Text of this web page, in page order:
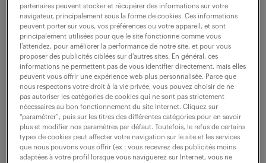
Chalon Sur Saone (71)
CDI
26 000 - 30 000 € / an
Vos principales missions sont les suivantes : Gestion
des flux logistiques de peroxydes organiques -
Réaliser les opérations de réceptions et d'expéditions
- Optimiser le rangement et la surface...
voir l'offre
partenaires peuvent stocker et récupérer des informations sur votre
navigateur, principalement sous la forme de cookies. Ces informations
peuvent porter sur vous, vos préférences ou votre appareil, et sont
principalement utilisées pour que le site fonctionne comme vous
l’attendez, pour améliorer la performance de notre site, et pour vous
proposer des publicités ciblées sur d’autres sites. En général, ces
informations ne permettent pas de vous identifier directement, mais elles
peuvent vous offrir une expérience web plus personnalisée. Parce que
nous respectons votre droit à la vie privée, vous pouvez choisir de ne
pas autoriser les catégories de cookies qui ne sont pas strictement
nécessaires au bon fonctionnement du site Internet. Cliquez sur
“paramétrer”, puis sur les titres des différentes catégories pour en savoir
plus et modifier nos paramètres par défaut. Toutefois, le refus de certains
types de cookies peut affecter votre navigation sur le site et les services
que nous pouvons vous offrir (ex : vous recevrez des publicités moins
adaptées à votre profil lorsque vous naviguerez sur Internet, vous ne